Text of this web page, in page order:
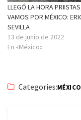
LLEGÓ LA HORA
VAMOS POR MÉXICO:
SEVILLA
13 de junio de 2022
En «México»
Categories:MÉXICO